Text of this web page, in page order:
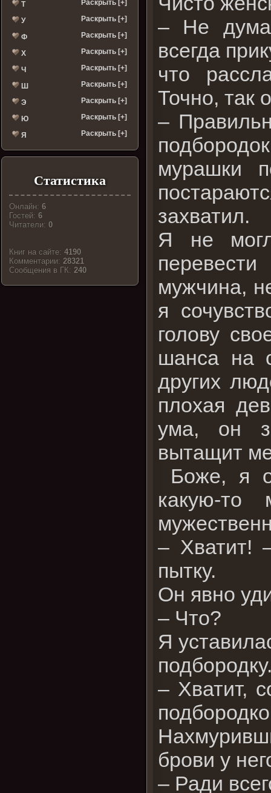
Т Раскрыть [+]
У Раскрыть [+]
Ф Раскрыть [+]
Х Раскрыть [+]
Ч Раскрыть [+]
Ш Раскрыть [+]
Э Раскрыть [+]
Ю Раскрыть [+]
Я Раскрыть [+]
Статистика
Онлайн:6
Гостей:6
Читатели:0
Книг на сайте:4190
Комментарии:28321
Cообщения в ГК:240
– Не
всегда
что
Точно, так
–
мурашки
захватил.
Я не
мужчина,
я
голову
шанса на
других
плохая
ума, он
вытащит
Боже, я
какую-
– Хватит!
пытку.
Он явно
– Что?
Я
– Хватит,
брови у
– Ради